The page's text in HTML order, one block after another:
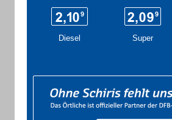
Diesel Super